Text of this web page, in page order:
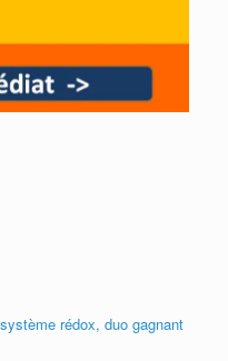
rédox, duo gagnant